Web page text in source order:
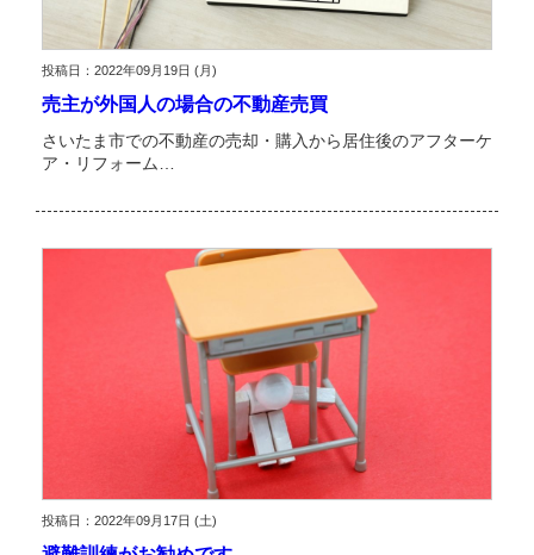
投稿日：2022年09月19日 (月)
売主が外国人の場合の不動産売買
さいたま市での不動産の売却・購入から居住後のアフターケ
ア・リフォーム…
投稿日：2022年09月17日 (土)